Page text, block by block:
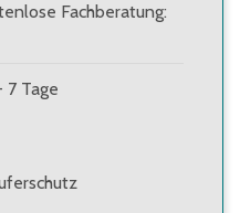
Fachberatung:
7 Tage